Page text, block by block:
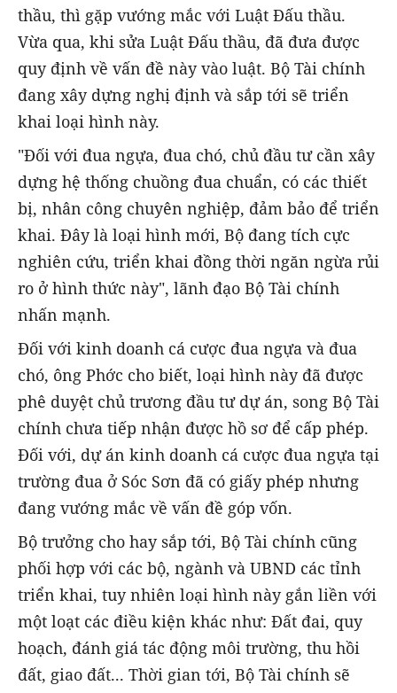
thầu, thì gặp vướng mắc với Luật Đấu thầu.
Vừa qua, khi sửa Luật Đấu thầu, đã đưa được
quy định về vấn đề này vào luật. Bộ Tài chính
đang xây dựng nghị định và sắp tới sẽ triển
khai loại hình này.
"Đối với đua ngựa, đua chó, chủ đầu tư cần xây
dựng hệ thống chuồng đua chuẩn, có các thiết
bị, nhân công chuyên nghiệp, đảm bảo để triển
khai. Đây là loại hình mới, Bộ đang tích cực
nghiên cứu, triển khai đồng thời ngăn ngừa rủi
ro ở hình thức này", lãnh đạo Bộ Tài chính
nhấn mạnh.
Đối với kinh doanh cá cược đua ngựa và đua
chó, ông Phớc cho biết, loại hình này đã được
phê duyệt chủ trương đầu tư dự án, song Bộ Tài
chính chưa tiếp nhận được hồ sơ để cấp phép.
Đối với, dự án kinh doanh cá cược đua ngựa tại
trường đua ở Sóc Sơn đã có giấy phép nhưng
đang vướng mắc về vấn đề góp vốn.
Bộ trưởng cho hay sắp tới, Bộ Tài chính cũng
phối hợp với các bộ, ngành và UBND các tỉnh
triển khai, tuy nhiên loại hình này gắn liền với
một loạt các điều kiện khác như: Đất đai, quy
hoạch, đánh giá tác động môi trường, thu hồi
đất, giao đất... Thời gian tới, Bộ Tài chính sẽ